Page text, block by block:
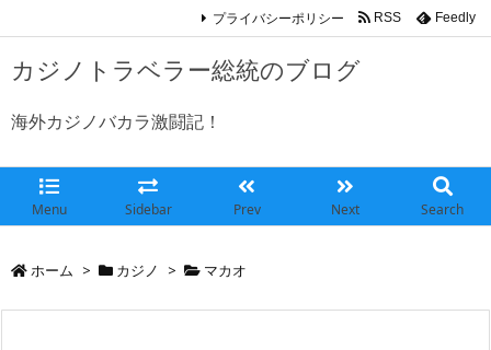
カジノトラベラー総統のブログ
海外カジノバカラ激闘記！
Menu Sidebar Prev Next Search
プライバシーポリシー RSS Feedly
ホーム > カジノ > マカオ